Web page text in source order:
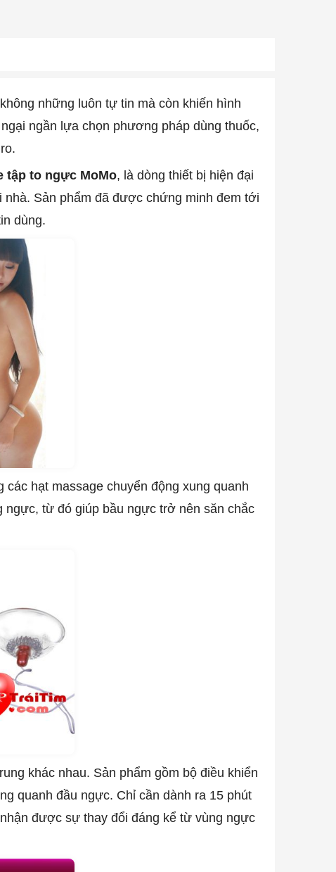
những luôn tự tin mà còn khiến hình
ngần lựa chọn phương pháp dùng thuốc,
tập to ngực MoMo, là dòng thiết bị hiện đại
Sản phẩm đã được chứng minh đem tới
dùng.
hạt massage chuyển động xung quanh
từ đó giúp bầu ngực trở nên săn chắc
khác nhau. Sản phẩm gồm bộ điều khiển
quanh đầu ngực. Chỉ cần dành ra 15 phút
được sự thay đổi đáng kể từ vùng ngực